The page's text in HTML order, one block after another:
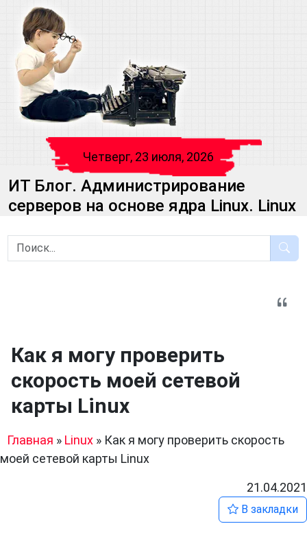
Четверг, 23 июля, 2026
ИТ Блог. Администрирование
серверов на основе ядра Linux. Linux
Как я могу проверить
скорость моей сетевой
карты Linux
Главная » Linux » Как я могу проверить скорость
моей сетевой карты Linux
21.04.2021
В закладки